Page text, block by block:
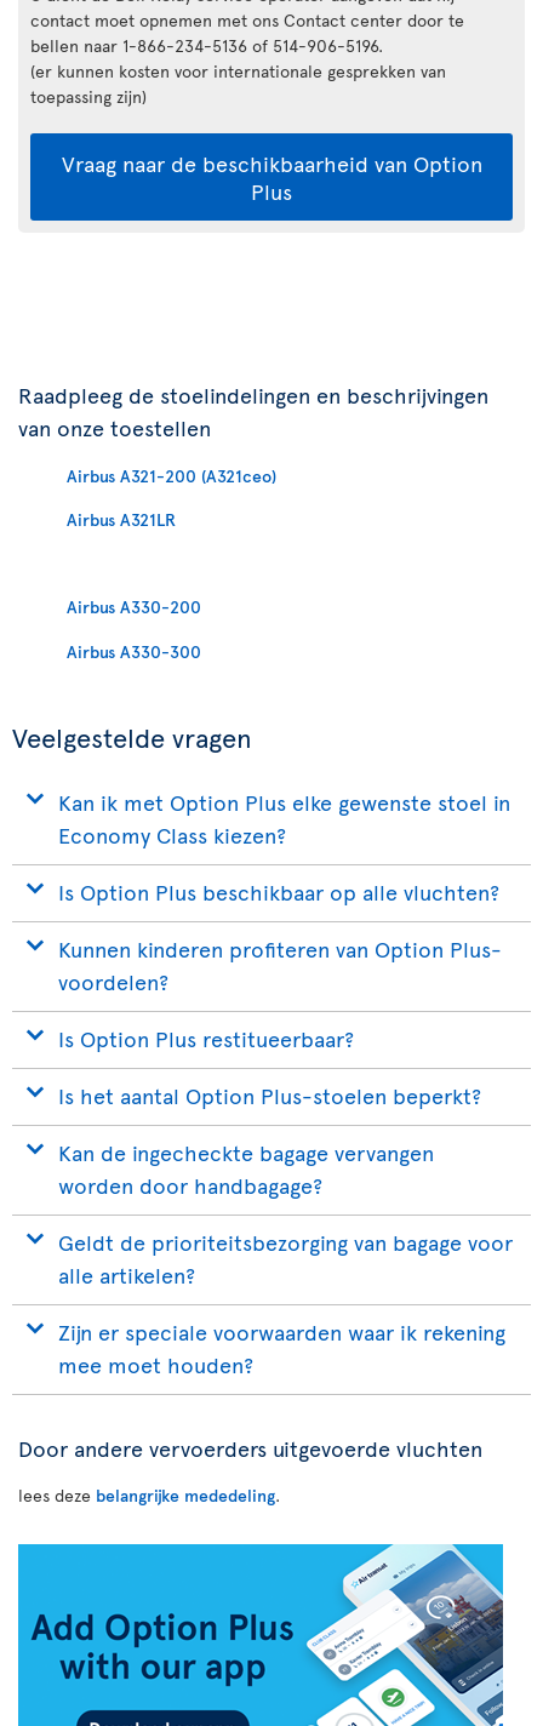
contact moet opnemen met ons Contact center door te
bellen naar 1-866-234-5136 of 514-906-5196.
(er kunnen kosten voor internationale gesprekken van
toepassing zijn)
Vraag naar de beschikbaarheid van Option
Plus
Raadpleeg de stoelindelingen en beschrijvingen
van onze toestellen
Airbus A321-200 (A321ceo)
Airbus A321LR
Airbus A330-200
Airbus A330-300
Veelgestelde vragen
Kan ik met Option Plus elke gewenste stoel in
Economy Class kiezen?
Is Option Plus beschikbaar op alle vluchten?
Kunnen kinderen profiteren van Option Plus-
voordelen?
Is Option Plus restitueerbaar?
Is het aantal Option Plus-stoelen beperkt?
Kan de ingecheckte bagage vervangen
worden door handbagage?
Geldt de prioriteitsbezorging van bagage voor
alle artikelen?
Zijn er speciale voorwaarden waar ik rekening
mee moet houden?
Door andere vervoerders uitgevoerde vluchten
lees deze belangrijke mededeling.